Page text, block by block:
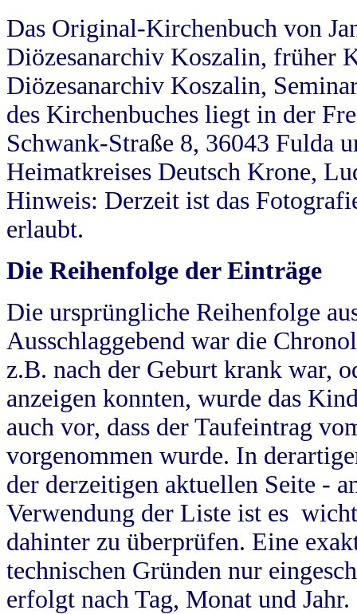
Das Original-Kirchenbuch von
Diözesanarchiv Koszalin, früher
Diözesanarchiv Koszalin,
des Kirchenbuches liegt in der
Schwank-Straße 8, 36043 Fulda
Heimatkreises Deutsch Krone,
Hinweis: Derzeit ist das
erlaubt.
Die Reihenfolge der Einträge
Die ursprüngliche Reihenfolge
Ausschlaggebend war die
z.B. nach der Geburt krank war,
anzeigen konnten, wurde das
auch vor, dass der Taufeintrag
vorgenommen wurde. In
der derzeitigen aktuellen Seite -
Verwendung der Liste ist es
dahinter zu überprüfen. Eine
technischen Gründen nur
erfolgt nach Tag, Monat und Jahr.